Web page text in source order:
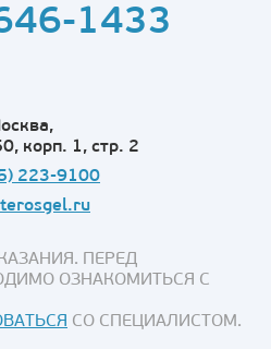
1433
корп. 1, стр. 2
223-9100
ПЕРЕД
ОЗНАКОМИТЬСЯ С
СО СПЕЦИАЛИСТОМ.